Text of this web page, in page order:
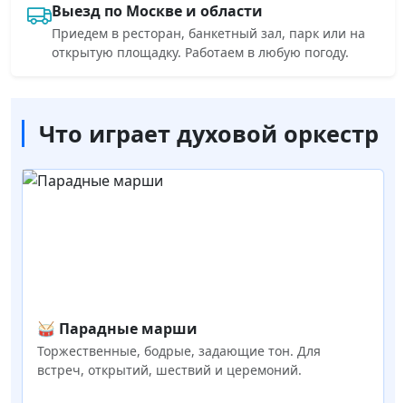
Выезд по Москве и области
Приедем в ресторан, банкетный зал, парк или на
открытую площадку. Работаем в любую погоду.
Что играет духовой оркестр
🥁 Парадные марши
Торжественные, бодрые, задающие тон. Для
встреч, открытий, шествий и церемоний.